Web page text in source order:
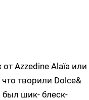
Azzedine Alaïa или
творили Dolce&
был шик- блеск-